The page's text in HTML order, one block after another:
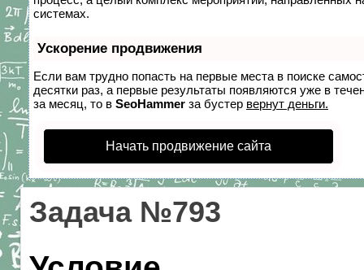
системах.
Ускорение продвижения
Если вам трудно попасть на первые места в поиске
десятки раз, а первые результаты появляются уже в
за месяц, то в SeoHammer за бустер вернут деньги.
Начать продвижение сайта
Задача №793